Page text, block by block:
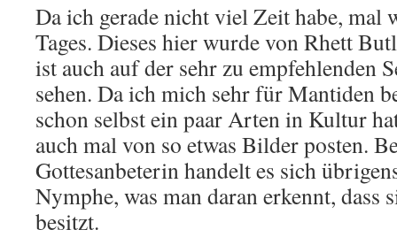
Da ich gerade nicht viel Zeit habe, mal
Tages. Dieses hier wurde von Rhett
ist auch auf der sehr zu empfehlenden
sehen. Da ich mich sehr für Mantiden
schon selbst ein paar Arten in Kultur
auch mal von so etwas Bilder posten.
Gottesanbeterin handelt es sich
Nymphe, was man daran erkennt, dass
besitzt.